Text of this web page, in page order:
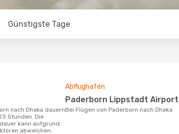
Günstigste Tage
Stunden. Die
kann aufgrund
abweichen.
Abflughafen
Paderborn Lippstadt Airport
Bei Flügen von Paderborn nach Dhaka